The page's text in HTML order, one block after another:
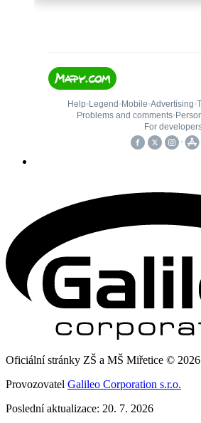
Oficiální stránky ZŠ a MŠ Miřetice © 2026
Provozovatel Galileo Corporation s.r.o.
Poslední aktualizace: 20. 7. 2026